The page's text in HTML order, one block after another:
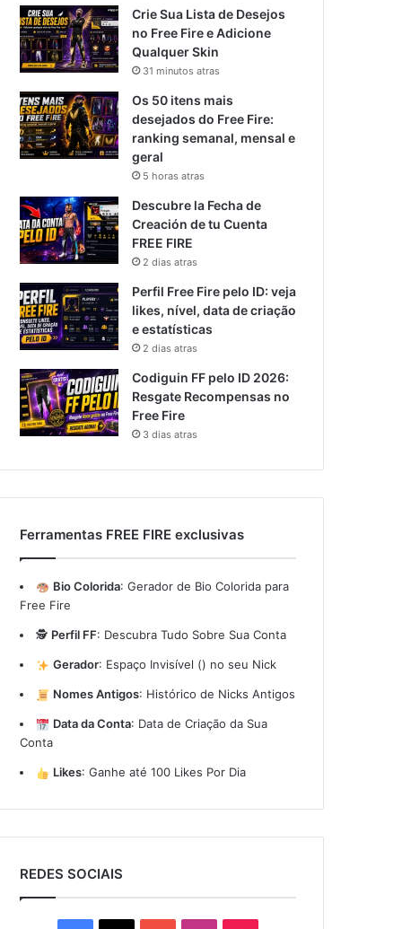
Crie Sua Lista de Desejos
no Free Fire e Adicione
Qualquer Skin
31 minutos atras
Os 50 itens mais
desejados do Free Fire:
ranking semanal, mensal e
geral
5 horas atras
Descubre la Fecha de
Creación de tu Cuenta
FREE FIRE
2 dias atras
Perfil Free Fire pelo ID: veja
likes, nível, data de criação
e estatísticas
2 dias atras
Codiguin FF pelo ID 2026:
Resgate Recompensas no
Free Fire
3 dias atras
Ferramentas FREE FIRE exclusivas
Bio Colorida: Gerador de Bio Colorida para
Free Fire
🕵️ Perfil FF: Descubra Tudo Sobre Sua Conta
Gerador: Espaço Invisível (ㅤ) no seu Nick
Nomes Antigos: Histórico de Nicks Antigos
Data da Conta: Data de Criação da Sua
Conta
Likes: Ganhe até 100 Likes Por Dia
REDES SOCIAIS